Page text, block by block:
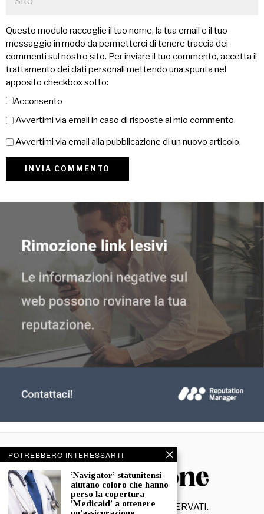
Questo modulo raccoglie il tuo nome, la tua email e il tuo
messaggio in modo da permetterci di tenere traccia dei
commenti sul nostro sito. Per inviare il tuo commento, accetta il
trattamento dei dati personali mettendo una spunta nel
apposito checkbox sotto:
Acconsento
Avvertimi via email in caso di risposte al mio commento.
Avvertimi via email alla pubblicazione di un nuovo articolo.
© 2026- TUTTI I DIRITTI RISERVATI.
POTREBBERO INTERESSARTI
ʼNavigatorʼ statunitensi
aiutano coloro che hanno
perso la copertura
ʼMedicaidʼ a ottenere